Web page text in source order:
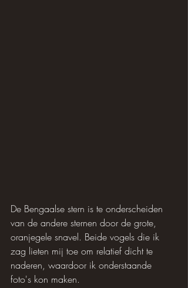
De Bengaalse stern is te onderscheiden
van de andere sternen door de grote,
oranjegele snavel. Beide vogels die ik
zag lieten mij toe om relatief dicht te
naderen, waardoor ik onderstaande
foto's kon maken.